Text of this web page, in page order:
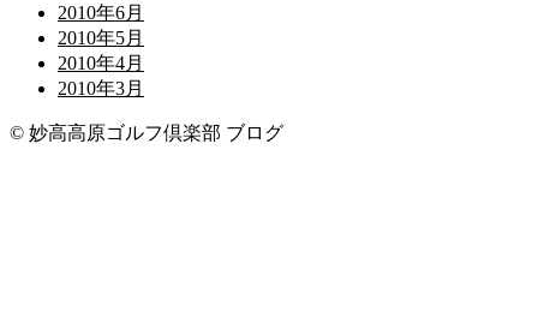
2010年6月
2010年5月
2010年4月
2010年3月
© 妙高高原ゴルフ倶楽部 ブログ